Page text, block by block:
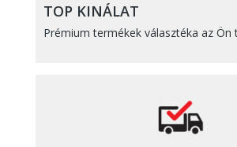
TOP KINÁLAT
Prémium termékek választéka az Ön